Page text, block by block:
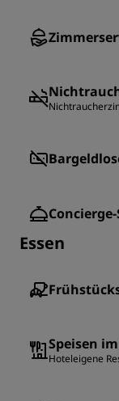
Essen
Speisen
Hoteleigene